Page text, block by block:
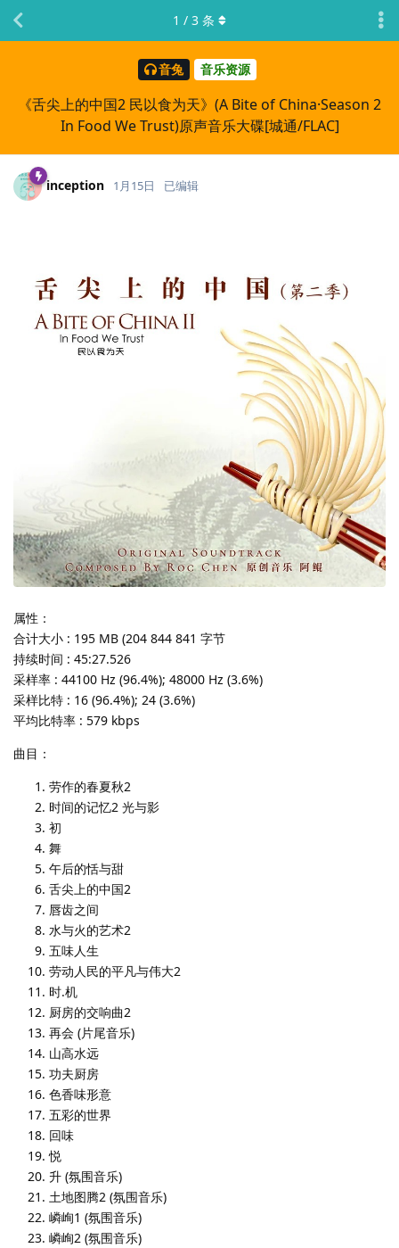
音兔 音乐资源
《舌尖上的中国2 民以食为天》(A Bite of China·Season 2
In Food We Trust)原声音乐大碟[城通/FLAC]
1 / 3 条
inception 1月15日 已编辑
属性：
合计大小 : 195 MB (204 844 841 字节
持续时间 : 45:27.526
采样率 : 44100 Hz (96.4%); 48000 Hz (3.6%)
采样比特 : 16 (96.4%); 24 (3.6%)
平均比特率 : 579 kbps
曲目：
劳作的春夏秋2
时间的记忆2 光与影
初
舞
午后的恬与甜
舌尖上的中国2
唇齿之间
水与火的艺术2
五味人生
劳动人民的平凡与伟大2
时.机
厨房的交响曲2
再会 (片尾音乐)
山高水远
功夫厨房
色香味形意
五彩的世界
回味
悦
升 (氛围音乐)
土地图腾2 (氛围音乐)
嶙峋1 (氛围音乐)
嶙峋2 (氛围音乐)